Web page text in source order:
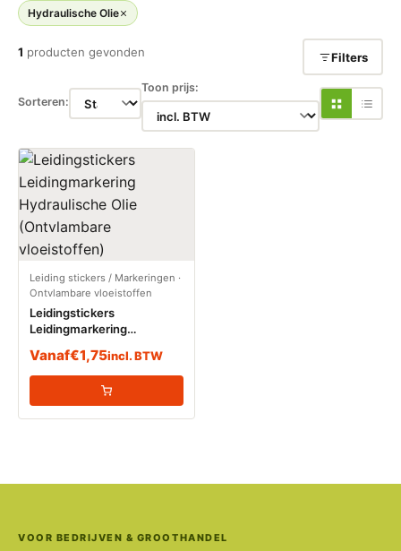
Hydraulische Olie
1 producten gevonden Filters
Sorteren:
Toon prijs:
Leiding stickers / Markeringen ·
Ontvlambare vloeistoffen
Leidingstickers
Leidingmarkering
(Ontvlambare vloeistoffen)
Vanaf€1,75incl. BTW
VOOR BEDRIJVEN & GROOTHANDEL